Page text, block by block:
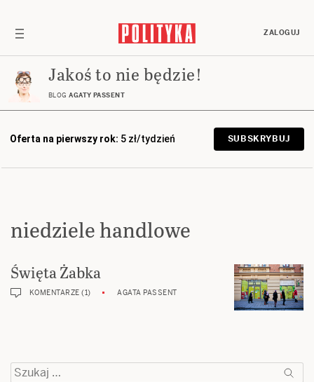
ZALOGUJ
Jakoś to nie będzie!
BLOG AGATY PASSENT
Oferta na pierwszy rok: 5 zł/tydzień SUBSKRYBUJ
niedziele handlowe
Święta Żabka
KOMENTARZE (1) AGATA PASSENT
Szukaj: